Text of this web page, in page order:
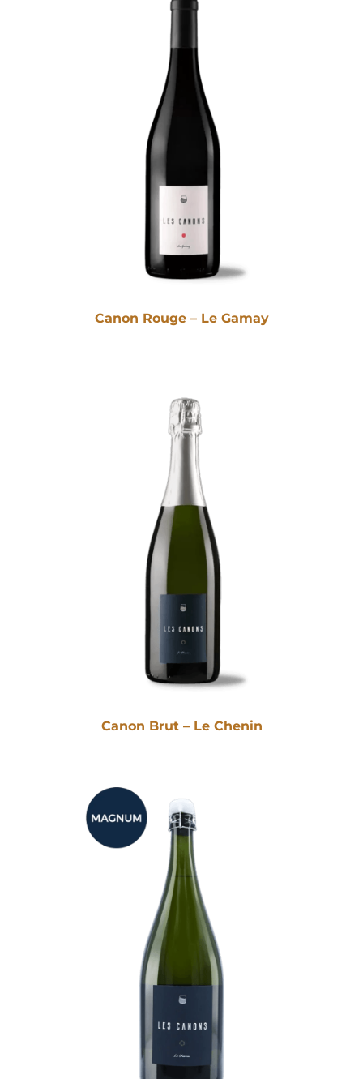
Canon Rouge – Le Gamay
Canon Brut – Le Chenin